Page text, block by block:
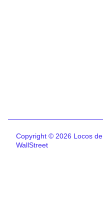
Copyright © 2026 Locos de
WallStreet